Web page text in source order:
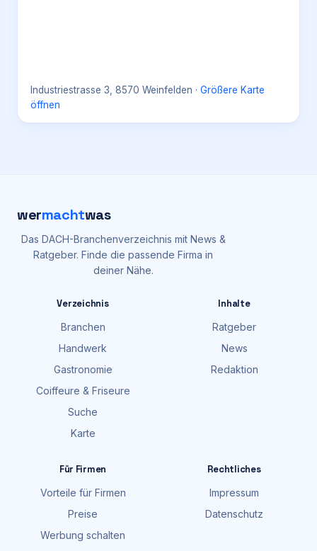
Industriestrasse 3, 8570 Weinfelden · Größere Karte
öffnen
wermachtwas
Das DACH-Branchenverzeichnis mit News &
Ratgeber. Finde die passende Firma in
deiner Nähe.
Verzeichnis
Branchen
Handwerk
Gastronomie
Coiffeure & Friseure
Suche
Karte
Inhalte
Ratgeber
News
Redaktion
Für Firmen
Vorteile für Firmen
Preise
Werbung schalten
Rechtliches
Impressum
Datenschutz